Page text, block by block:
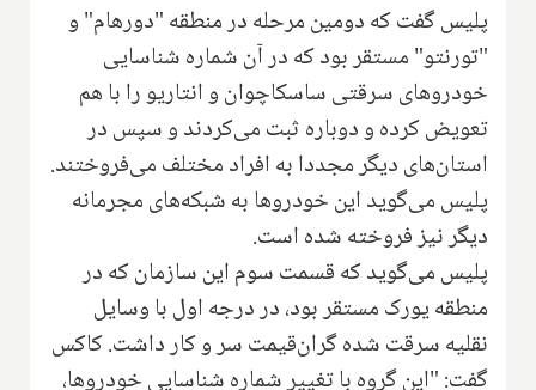
پلیس گفت که دومین مرحله در منطقه "دورهام" و
"تورنتو" مستقر بود که در آن شماره شناسایی
خودروهای سرقتی ساسکاچوان و انتاریو را با هم
تعویض کرده و دوباره ثبت می‌کردند و سپس در
استان‌های دیگر مجددا به افراد مختلف می‌فروختند.
پلیس می‌گوید این خودروها به شبکه‌های مجرمانه
دیگر نیز فروخته شده است.
پلیس می‌گوید که قسمت سوم این سازمان که در
منطقه یورک مستقر بود، در درجه اول با وسایل
نقلیه سرقت شده گران‌قیمت سر و کار داشت. کاکس
گفت: "این گروه با تغییر شماره شناسایی خودروها،